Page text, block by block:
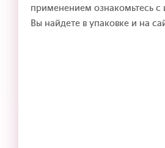
применением ознакомьтесь с
Вы найдете в упаковке и на